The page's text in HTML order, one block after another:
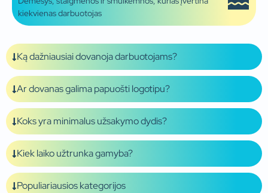
kiekvienas darbuotojas
Ką dažniausiai dovanoja darbuotojams?
Ar dovanas galima papuošti logotipu?
Koks yra minimalus užsakymo dydis?
Kiek laiko užtrunka gamyba?
Populiariausios kategorijos